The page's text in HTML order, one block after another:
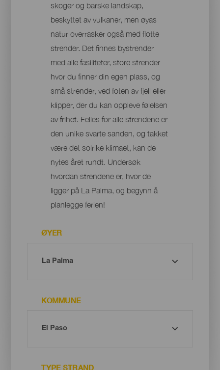
skoger og barske landskap,
beskyttet av vulkaner, men øyas
natur overrasker også med flotte
strender. Det finnes bystrender
med alle fasiliteter, store strender
hvor du finner din egen plass, og
små strender, ved foten av fjell eller
klipper, der du kan oppleve følelsen
av frihet. Felles for alle strendene er
den unike svarte sanden, og takket
være det solrike klimaet, kan de
nytes året rundt. Undersøk
hvordan strendene er, hvor de
ligger på La Palma, og begynn å
planlegge ferien!
ØYER
KOMMUNE
TYPE STRAND